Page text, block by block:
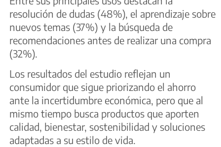
resolución de dudas (48%), el aprendizaje sobre
nuevos temas (37%) y la búsqueda de
recomendaciones antes de realizar una compra
(32%).
Los resultados del estudio reflejan un
consumidor que sigue priorizando el ahorro
ante la incertidumbre económica, pero que al
mismo tiempo busca productos que aporten
calidad, bienestar, sostenibilidad y soluciones
adaptadas a su estilo de vida.